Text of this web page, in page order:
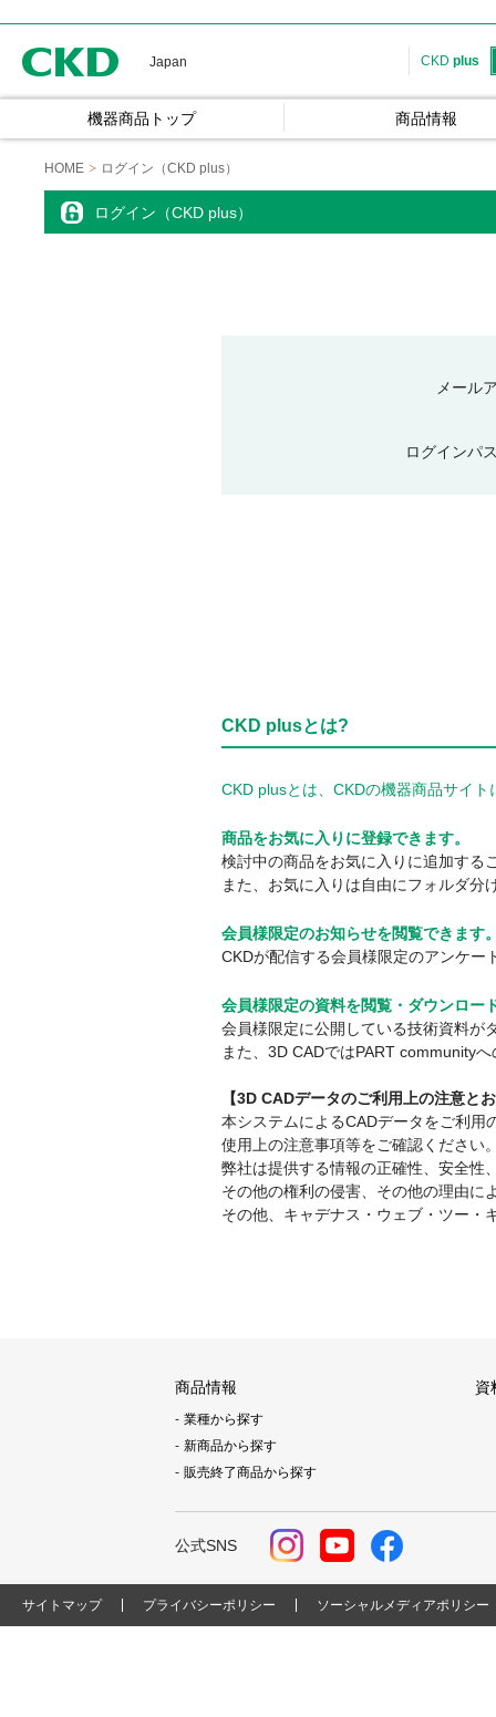
Japan CKD plus
機器商品トップ 商品情報
HOME ログイン（CKD plus）
ログイン（CKD plus）
メール
ログインパ
CKD plusとは?
CKD plusとは、CKDの機器商品サイ
商品をお気に入りに登録できます。
検討中の商品をお気に入りに追加する
また、お気に入りは自由にフォルダ
会員様限定のお知らせを閲覧できます
CKDが配信する会員様限定のアンケー
会員様限定の資料を閲覧・ダウンロー
会員様限定に公開している技術資料が
また、3D CADではPART community
【3D CADデータのご利用上の注意と
本システムによるCADデータをご利用
使用上の注意事項等をご確認ください
弊社は提供する情報の正確性、安全性
その他の権利の侵害、その他の理由に
その他、キャデナス・ウェブ・ツー・
商品情報
業種から探す
新商品から探す
販売終了商品から探す
資
公式SNS
サイトマップ プライバシーポリシー ソーシャルメディアポリシー